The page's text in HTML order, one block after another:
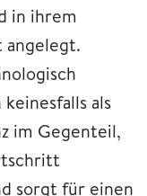
in ihrem
angelegt.
keinesfalls als
im Gegenteil,
sorgt für einen